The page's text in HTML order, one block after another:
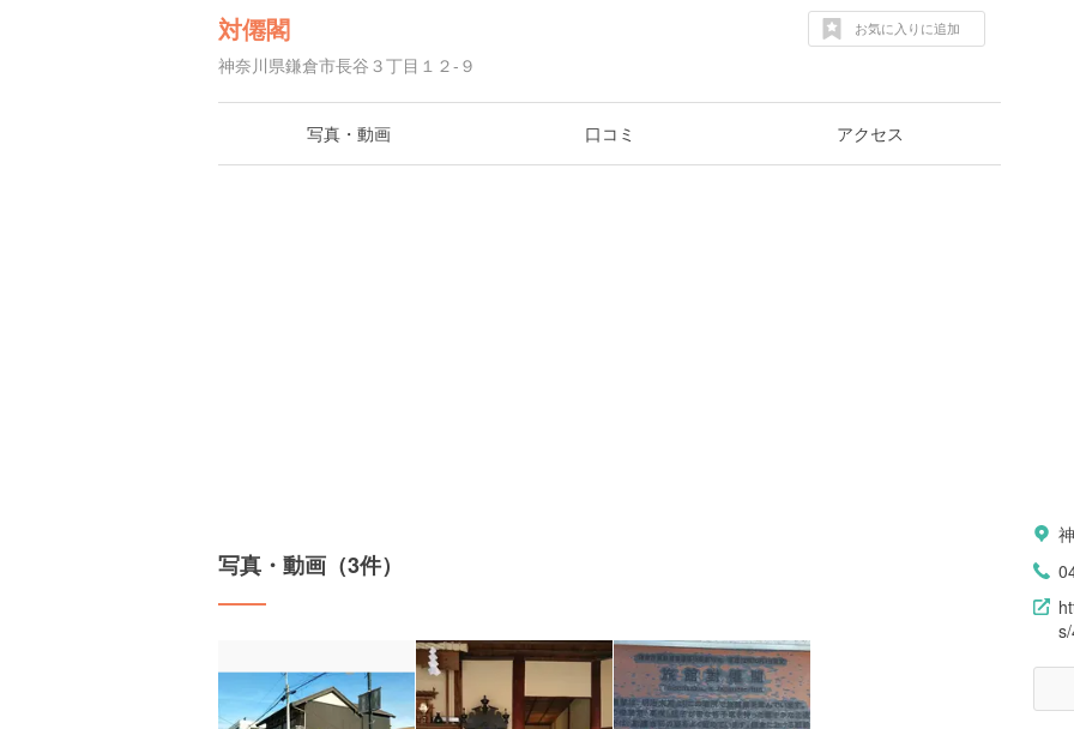
対僊閣
神奈川県鎌倉市長谷３丁目１２-９
お気に入りに追加
写真・動画 口コミ アクセス
写真・動画（3件）